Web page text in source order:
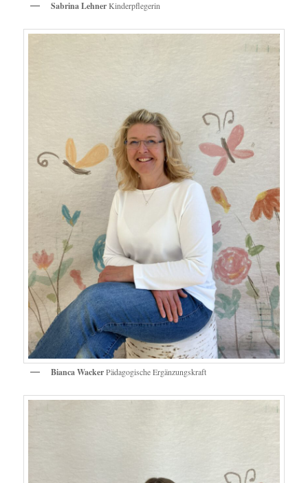
Sabrina LehnerKinderpflegerin
Bianca WackerPädagogische Ergänzungskraft